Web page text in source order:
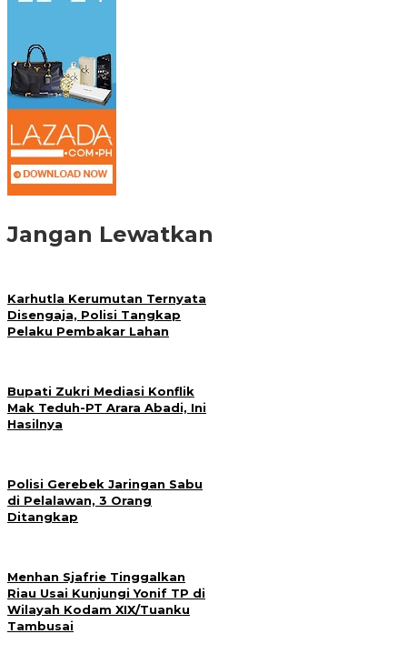
Jangan Lewatkan
Karhutla Kerumutan Ternyata
Disengaja, Polisi Tangkap
Pelaku Pembakar Lahan
Bupati Zukri Mediasi Konflik
Mak Teduh-PT Arara Abadi, Ini
Hasilnya
Polisi Gerebek Jaringan Sabu
di Pelalawan, 3 Orang
Ditangkap
Menhan Sjafrie Tinggalkan
Riau Usai Kunjungi Yonif TP di
Wilayah Kodam XIX/Tuanku
Tambusai